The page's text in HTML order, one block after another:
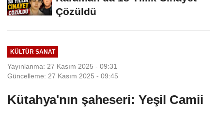
Çözüldü
KÜLTÜR SANAT
Yayınlanma: 27 Kasım 2025 - 09:31
Güncelleme: 27 Kasım 2025 - 09:45
Kütahya'nın şaheseri: Yeşil Camii